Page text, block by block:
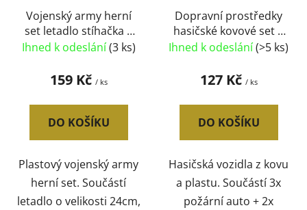
Vojenský army herní
set letadlo stíhačka s
figurkou vojáka
Ihned k odeslání(3 ks)
159 Kč / ks
DO KOŠÍKU
Plastový vojenský army
herní set. Součástí
letadlo o velikosti 24cm,
Dopravní prostředky
hasičské kovové set 3
auta + 2 vrtulníky
Ihned k odeslání(>5 ks)
127 Kč / ks
DO KOŠÍKU
Hasičská vozidla z kovu
a plastu. Součástí 3x
požární auto + 2x